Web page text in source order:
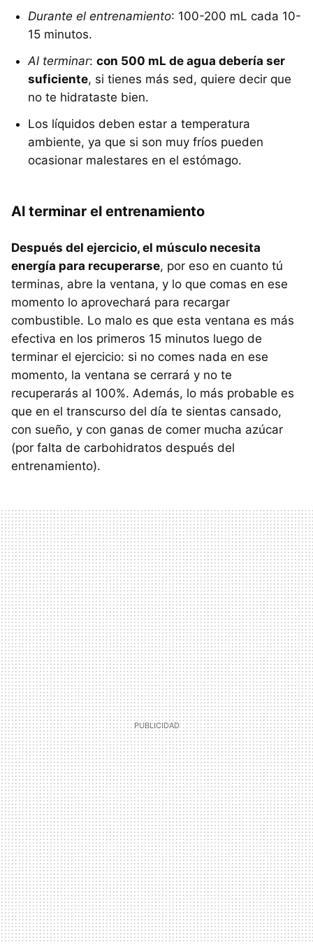
Durante el entrenamiento: 100-200 mL cada 10-
15 minutos.
Al terminar: con 500 mL de agua debería ser
suficiente, si tienes más sed, quiere decir que
no te hidrataste bien.
Los líquidos deben estar a temperatura
ambiente, ya que si son muy fríos pueden
ocasionar malestares en el estómago.
Al terminar el entrenamiento
Después del ejercicio, el músculo necesita
energía para recuperarse, por eso en cuanto tú
terminas, abre la ventana, y lo que comas en ese
momento lo aprovechará para recargar
combustible. Lo malo es que esta ventana es más
efectiva en los primeros 15 minutos luego de
terminar el ejercicio: si no comes nada en ese
momento, la ventana se cerrará y no te
recuperarás al 100%. Además, lo más probable es
que en el transcurso del día te sientas cansado,
con sueño, y con ganas de comer mucha azúcar
(por falta de carbohidratos después del
entrenamiento).